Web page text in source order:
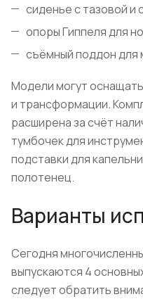
сиденье с тазовой и
опоры Гиппеля для
съёмный поддон для
Модели могут
и трансформации.
расширена за счёт
тумбочек для
подставки для
полотенец.
Варианты
Сегодня
выпускаются 4
следует обратить